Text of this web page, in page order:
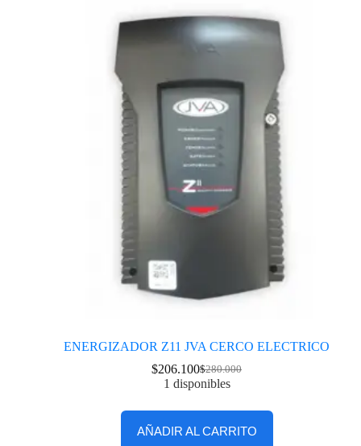
ENERGIZADOR Z11 JVA CERCO ELECTRICO
$280.000
$206.100
1 disponibles
AÑADIR AL CARRITO